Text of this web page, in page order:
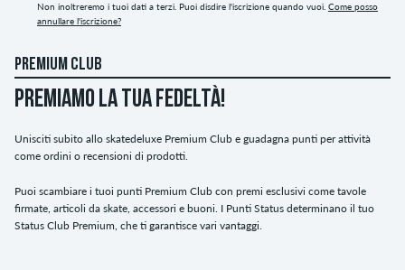
Non inoltreremo i tuoi dati a terzi. Puoi disdire l'iscrizione quando vuoi. Come posso
annullare l'iscrizione?
PREMIUM CLUB
PREMIAMO LA TUA FEDELTÀ!
Unisciti subito allo skatedeluxe Premium Club e guadagna punti per attività
come ordini o recensioni di prodotti.
Puoi scambiare i tuoi punti Premium Club con premi esclusivi come tavole
firmate, articoli da skate, accessori e buoni. I Punti Status determinano il tuo
Status Club Premium, che ti garantisce vari vantaggi.